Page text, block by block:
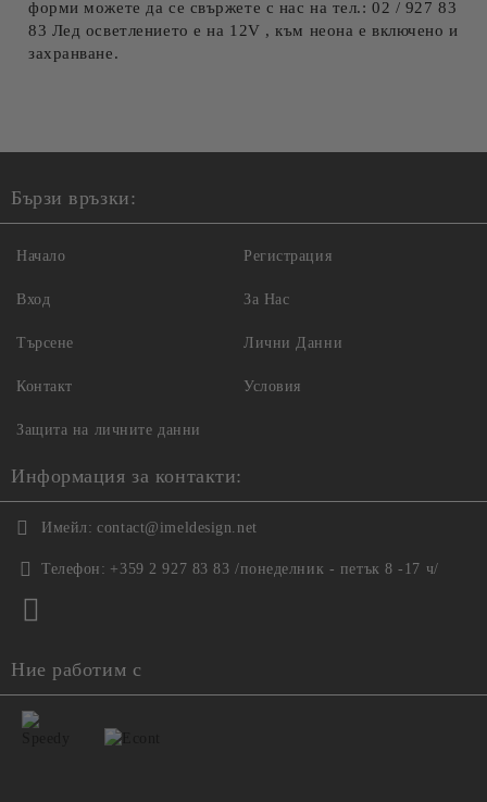
форми можете да се свържете с нас на тел.: 02 / 927 83
83 Лед осветлението е на 12V , към неона е включено и
захранване.
Бързи връзки:
Начало
Вход
Търсене
Контакт
Регистрация
За Нас
Лични Данни
Условия
Защита на личните данни
Информация за контакти:
Имейл: contact@imeldesign.net
Телефон: +359 2 927 83 83 /понеделник - петък 8 -17 ч/
Ние работим с